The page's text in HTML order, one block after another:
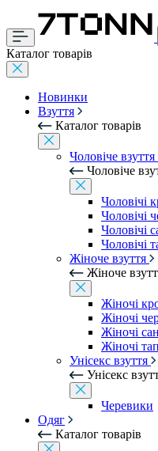
Каталог товарів
Новинки
Взуття
Каталог товарів
Чоловіче взуття
Чоловіче
Чоловічі
Чоловічі
Чоловічі
Чоловічі
Жіноче взуття
Жіноче
Жіночі
Жіночі
Жіночі
Жіночі
Унісекс взуття
Унісекс
Черевики
Одяг
Каталог товарів